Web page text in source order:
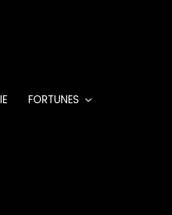
FORTUNES